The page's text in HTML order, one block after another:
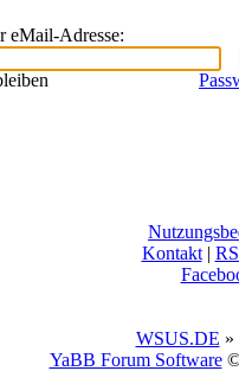
eMail-Adresse:
Kontakt|
WSUS.DE »
YaBB Forum Software©